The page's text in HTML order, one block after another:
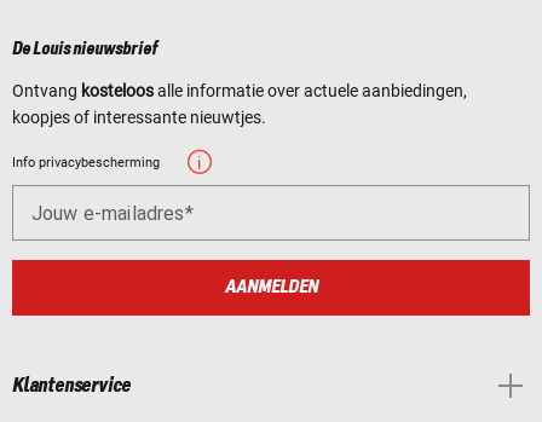
De Louis nieuwsbrief
Ontvang kosteloosalle informatie over actuele aanbiedingen,
koopjes of interessante nieuwtjes.
Info privacybescherming
Jouw e-mailadres
AANMELDEN
Klantenservice